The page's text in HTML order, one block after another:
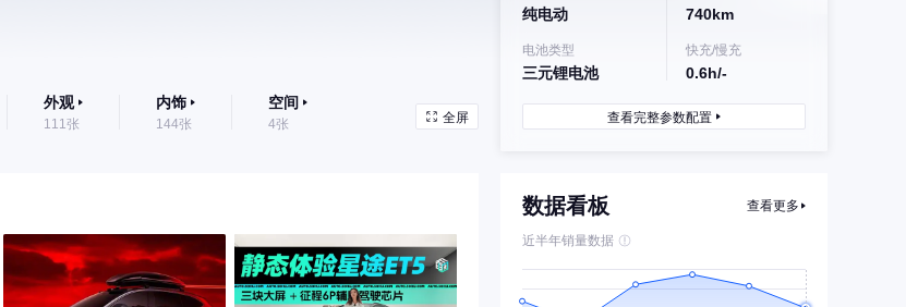
外观
111张
内饰
144张
空间
4张 全屏
纯电动 740km
电池类型
三元锂电池
快充/慢充
0.6h/-
查看完整参数配置
数据看板 查看更多
近半年销量数据